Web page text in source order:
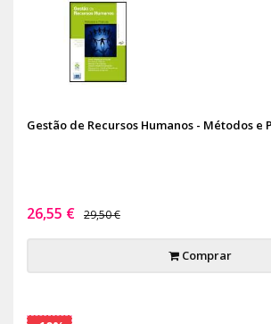
Gestão de Recursos Humanos - Métodos e
26,55 € 29,50 €
Comprar